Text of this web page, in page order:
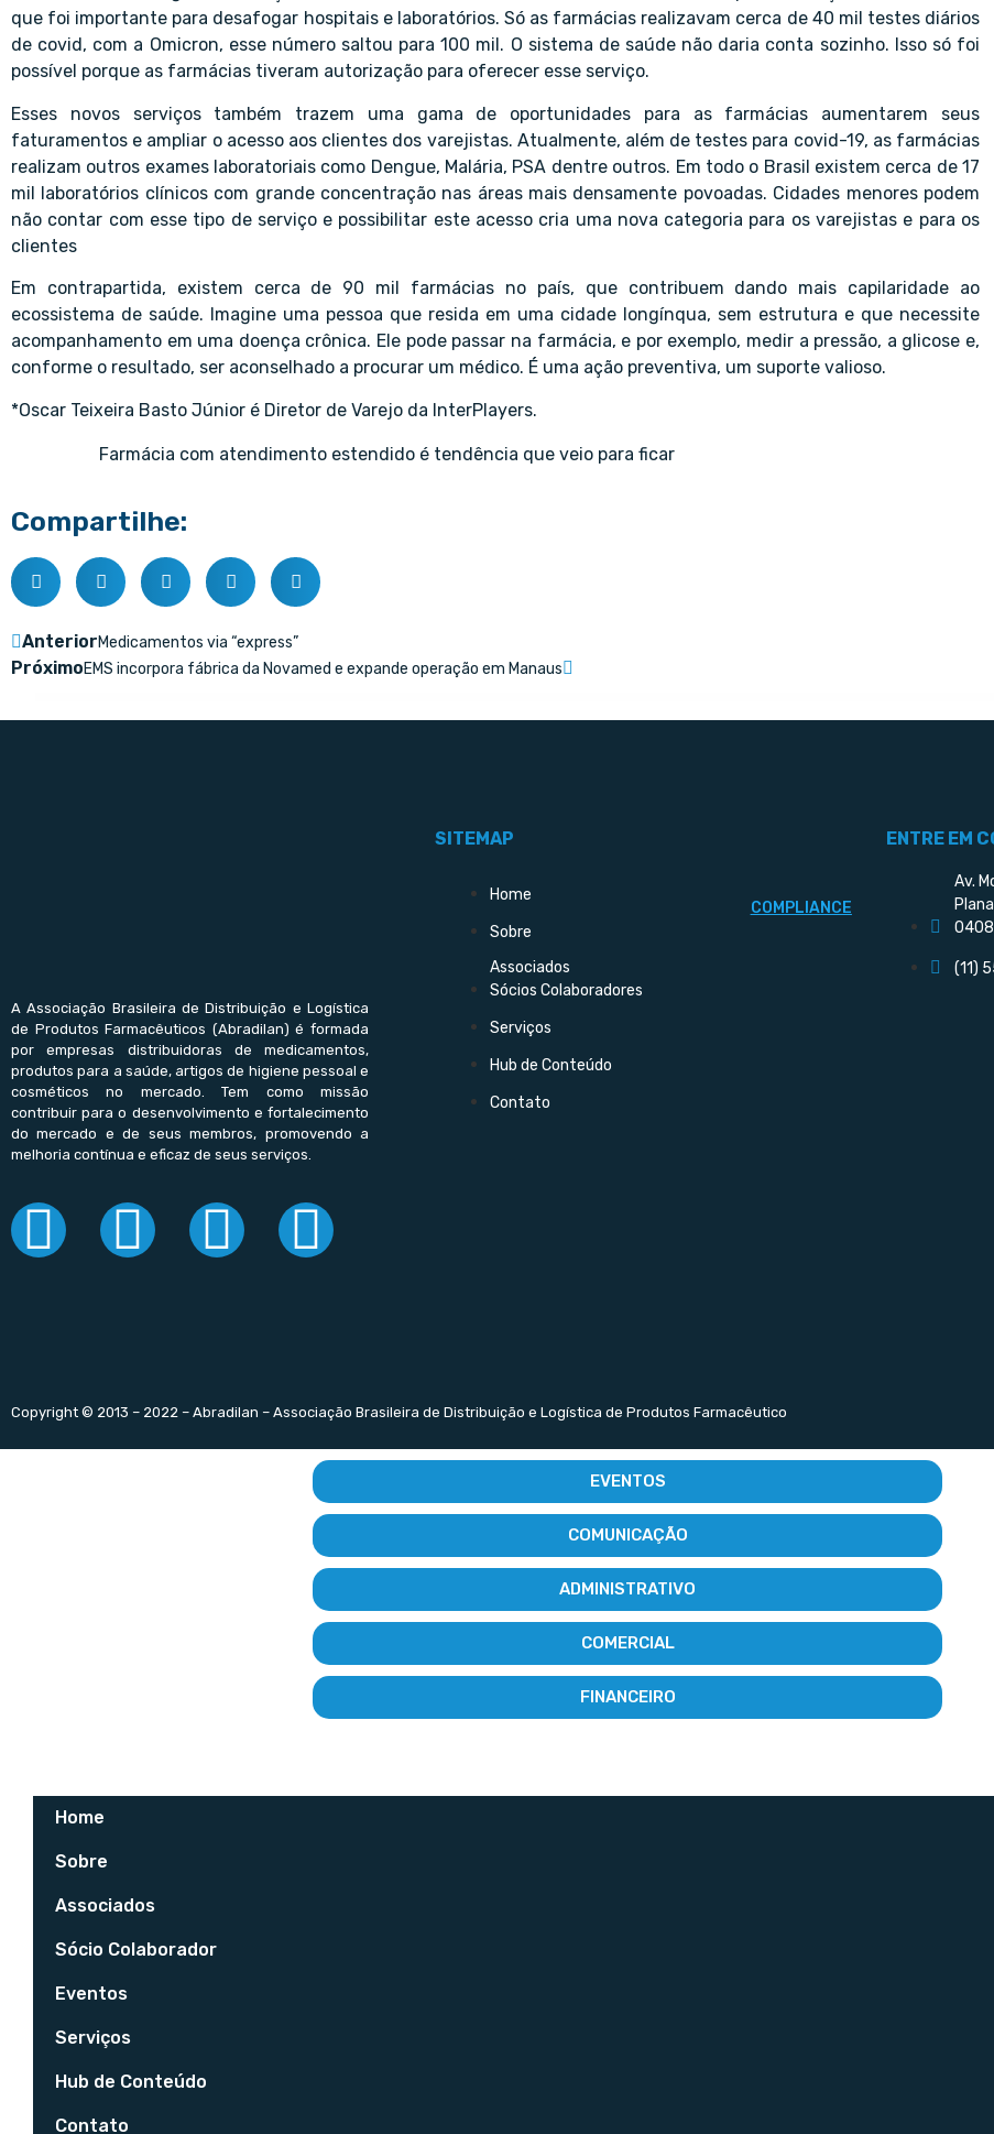
que foi importante para desafogar hospitais e laboratórios. Só as farmácias realizavam cerca de 40 mil testes diários
de covid, com a Omicron, esse número saltou para 100 mil. O sistema de saúde não daria conta sozinho. Isso só foi
possível porque as farmácias tiveram autorização para oferecer esse serviço.
Esses novos serviços também trazem uma gama de oportunidades para as farmácias aumentarem seus
faturamentos e ampliar o acesso aos clientes dos varejistas. Atualmente, além de testes para covid-19, as farmácias
realizam outros exames laboratoriais como Dengue, Malária, PSA dentre outros. Em todo o Brasil existem cerca de 17
mil laboratórios clínicos com grande concentração nas áreas mais densamente povoadas. Cidades menores podem
não contar com esse tipo de serviço e possibilitar este acesso cria uma nova categoria para os varejistas e para os
clientes
Em contrapartida, existem cerca de 90 mil farmácias no país, que contribuem dando mais capilaridade ao
ecossistema de saúde. Imagine uma pessoa que resida em uma cidade longínqua, sem estrutura e que necessite
acompanhamento em uma doença crônica. Ele pode passar na farmácia, e por exemplo, medir a pressão, a glicose e,
conforme o resultado, ser aconselhado a procurar um médico. É uma ação preventiva, um suporte valioso.
*Oscar Teixeira Basto Júnior é Diretor de Varejo da InterPlayers.
Farmácia com atendimento estendido é tendência que veio para ficar
Compartilhe:
AnteriorMedicamentos via “express”
PróximoEMS incorpora fábrica da Novamed e expande operação em Manaus
A Associação Brasileira de Distribuição e Logística
de Produtos Farmacêuticos (Abradilan) é formada
por empresas distribuidoras de medicamentos,
produtos para a saúde, artigos de higiene pessoal e
cosméticos no mercado. Tem como missão
contribuir para o desenvolvimento e fortalecimento
do mercado e de seus membros, promovendo a
melhoria contínua e eficaz de seus serviços.
SITEMAP
Home
Sobre
Associados
Sócios Colaboradores
Serviços
Hub de Conteúdo
Contato
COMPLIANCE
ENTRE EM
Av.
(11)
Copyright © 2013 – 2022 – Abradilan – Associação Brasileira de Distribuição e Logística de Produtos Farmacêutico
EVENTOS
COMUNICAÇÃO
ADMINISTRATIVO
COMERCIAL
FINANCEIRO
Home
Sobre
Associados
Sócio Colaborador
Eventos
Serviços
Hub de Conteúdo
Contato